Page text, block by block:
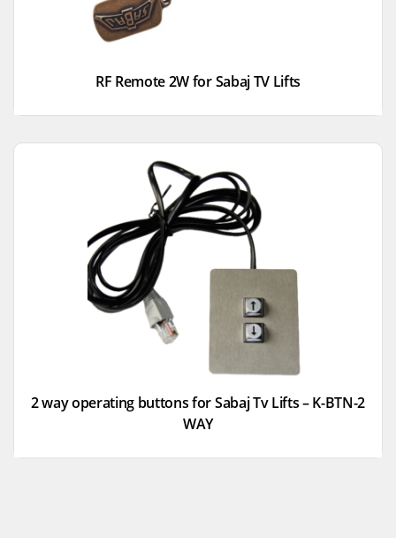
RF Remote 2W for Sabaj TV Lifts
2 way operating buttons for Sabaj Tv Lifts – K-BTN-2
WAY